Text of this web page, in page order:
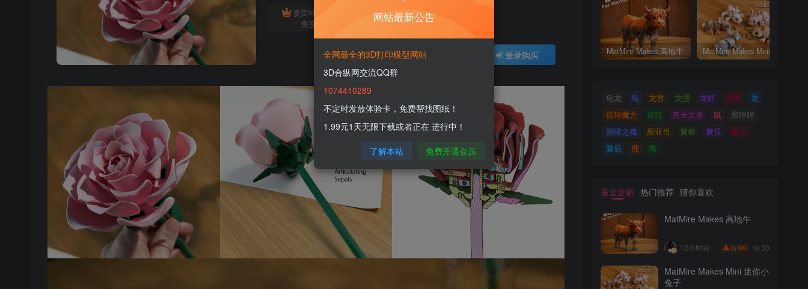
贵宾VIP会员
免费
体验会员免费
登录购买 MatMire Makes 高地牛
龟龙 龟 龙首 龙蛋 龙虾 龙珠
龙
齿轮魔方
齿轮 齐天大圣 鼠
黑猩猩
黑暗之魂
黑亚当 黄蜂 黄瓜
黄人
麋鹿
鹿 鹰
最近更新 热门推荐 猜你喜欢
MatMire Makes 高地牛
12小时前 100 30
MatMire Makes Mini 迷你小
兔子
网站最新公告
全网最全的3D打印模型网站
3D合纵网交流QQ群
1074410289
不定时发放体验卡，免费帮找图纸！
1.99元1天无限下载或者正在 进行中！
了解本站 免费开通会员